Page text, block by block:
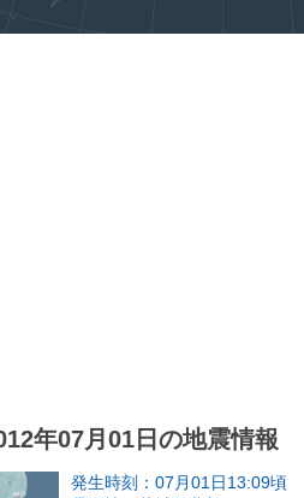
年07月01日の地震情報
発生時刻：07月01日13:09頃